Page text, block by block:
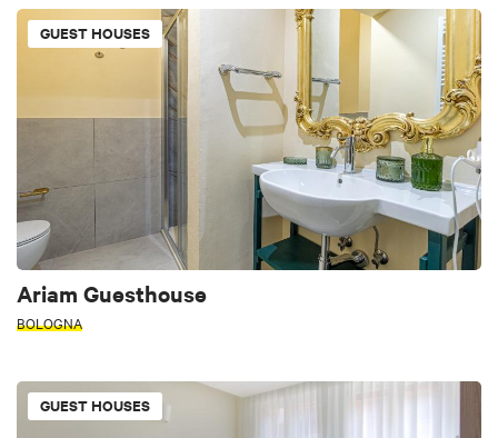
GUEST HOUSES
Ariam Guesthouse
BOLOGNA
GUEST HOUSES